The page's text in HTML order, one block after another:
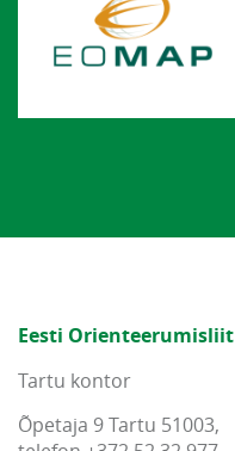
Eesti Orienteerumisliit
Tartu kontor
Õpetaja 9 Tartu 51003,